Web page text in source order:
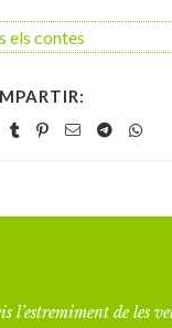
els contes
de les